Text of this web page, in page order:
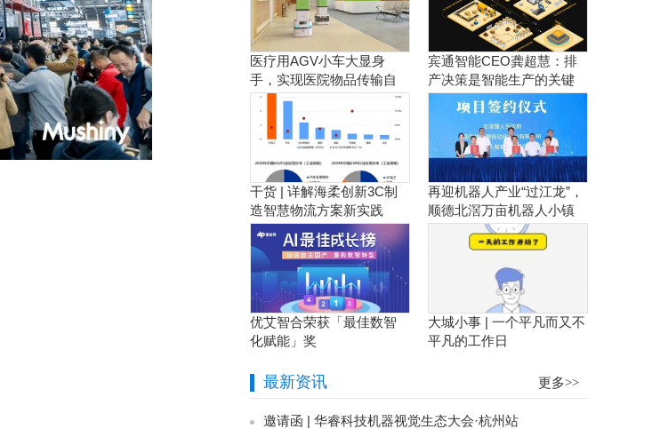
医疗用AGV小车大显身
手，实现医院物品传输自
动化！
宾通智能CEO龚超慧：排
产决策是智能生产的关键
干货 | 详解海柔创新3C制
造智慧物流方案新实践
再迎机器人产业“过江龙”，
顺德北滘万亩机器人小镇
正逐步成型！
优艾智合荣获「最佳数智
化赋能」奖
大城小事 | 一个平凡而又不
平凡的工作日
最新资讯 更多>>
邀请函 | 华睿科技机器视觉生态大会·杭州站